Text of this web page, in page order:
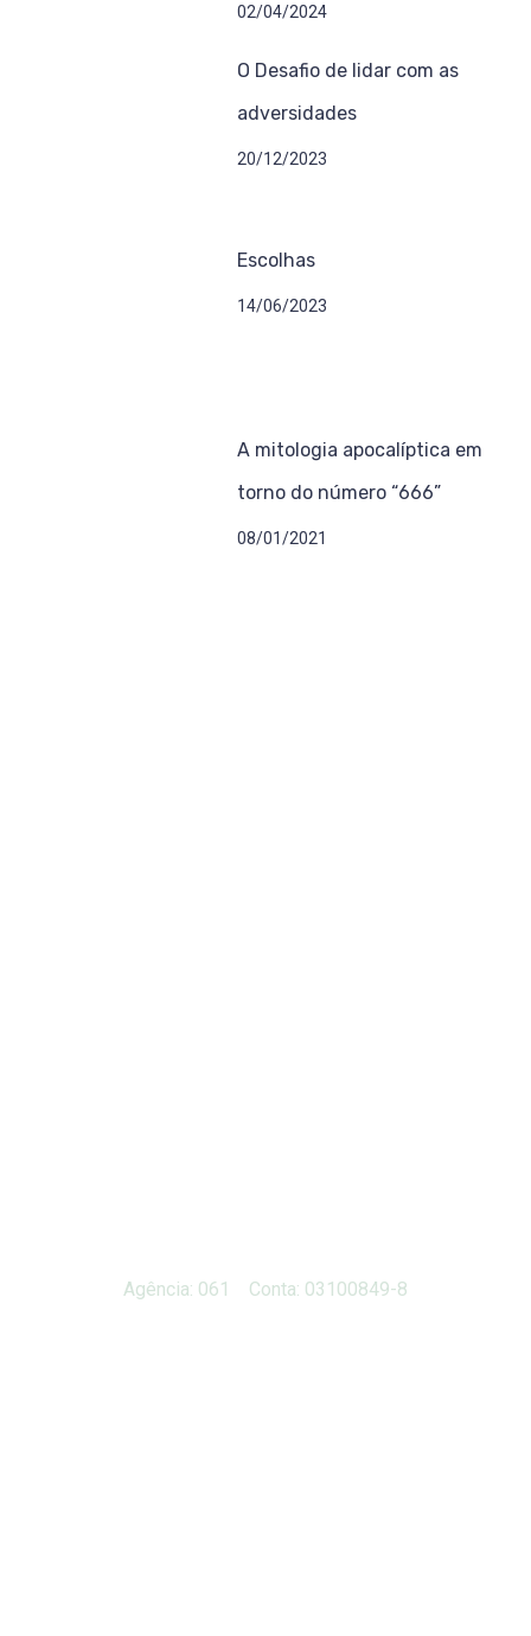
02/04/2024
O Desafio de lidar com as
adversidades
20/12/2023
Escolhas
14/06/2023
A mitologia apocalíptica em
torno do número “666”
08/01/2021
Agência: 061 Conta: 03100849-8